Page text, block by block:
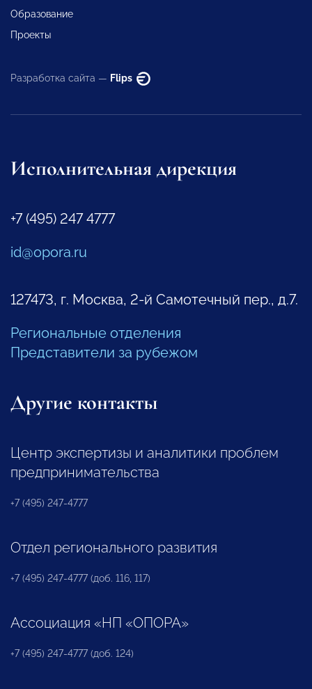
Образование
Проекты
Разработка сайта — Flips
Исполнительная дирекция
+7 (495) 247 4777
id@opora.ru
127473, г. Москва, 2-й Самотечный пер., д.7.
Региональные отделения
Представители за рубежом
Другие контакты
Центр экспертизы и аналитики проблем
предпринимательства
+7 (495) 247-4777
Отдел регионального развития
+7 (495) 247-4777 (доб. 116, 117)
Ассоциация «НП «ОПОРА»
+7 (495) 247-4777 (доб. 124)